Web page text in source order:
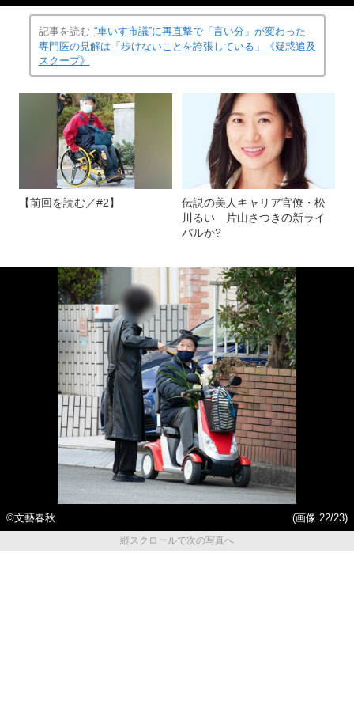
記事を読む “車いす市議”に再直撃で「言い分」が変わった
専門医の見解は「歩けないことを誇張している」《疑惑追及
スクープ》
【前回を読む／#2】
伝説の美人キャリア官僚・松
川るい 片山さつきの新ライ
バルか?
©️文藝春秋
(画像 22/23)
縦スクロールで次の写真へ